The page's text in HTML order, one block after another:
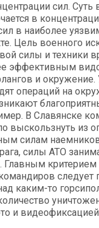
сил. Суть
в
в наиболее
Цель военного
силы и техники
эффективным
и окружение.
операций на
В Славянске
выскользнуть из
силам
силы АТО
критерием
следует
каким-то
и